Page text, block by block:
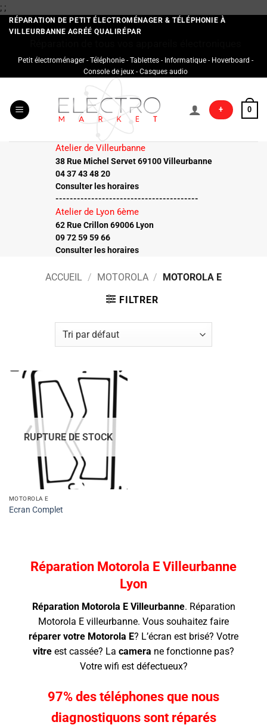
; ;Passer
au
contenu
RÉPARATION DE PETIT ÉLECTROMÉNAGER & TÉLÉPHONIE À
VILLEURBANNE AGRÉÉ QUALIRÉPAR
Petit électroménager - Téléphonie - Tablettes - Informatique - Hoverboard -
Console de jeux - Casques audio
+ 0
Atelier de Villeurbanne
38 Rue Michel Servet 69100 Villeurbanne
04 37 43 48 20
Consulter les horaires
----------------------------------------
Atelier de Lyon 6ème
62 Rue Crillon 69006 Lyon
09 72 59 59 66
Consulter les horaires
ACCUEIL / MOTOROLA /
MOTOROLA E
FILTRER
RUPTURE DE STOCK
MOTOROLA E
Ecran Complet
Réparation Motorola E Villeurbanne
Lyon
Réparation Motorola E Villeurbanne. Réparation
Motorola E villeurbanne. Vous souhaitez faire
réparer votre Motorola E? L’écran est brisé? Votre
vitre est cassée? La camera ne fonctionne pas?
Votre wifi est défectueux?
97% des téléphones que nous
diagnostiquons sont réparés